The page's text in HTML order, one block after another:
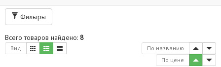
Фильтры
Всего товаров найдено: 8
Вид
По названию
По цене